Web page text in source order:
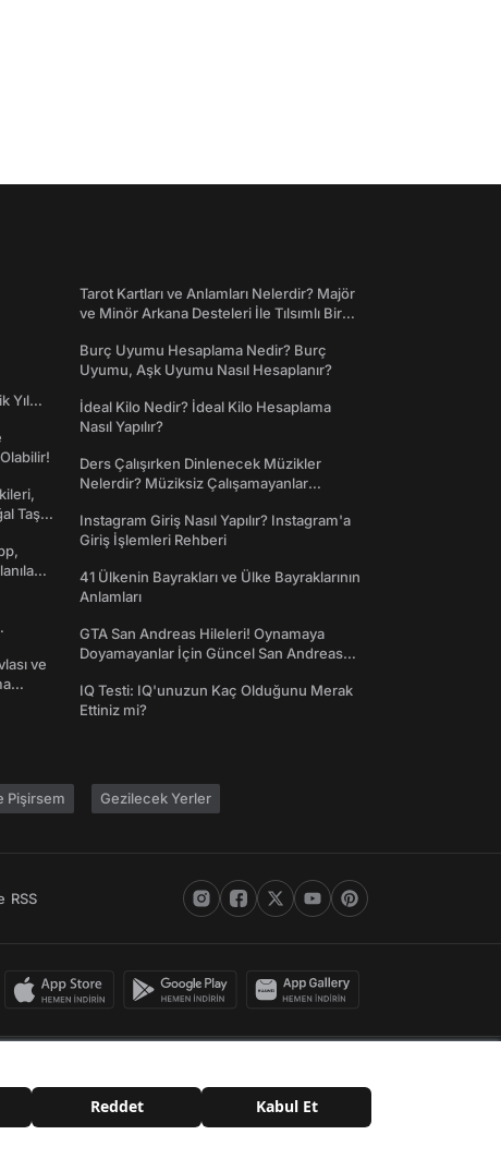
Yıl
Taş
ve
Tarot Kartları ve Anlamları Nelerdir? Majör
ve Minör Arkana Desteleri İle Tılsımlı Bir
Burç Uyumu Hesaplama Nedir? Burç
Uyumu, Aşk Uyumu Nasıl Hesaplanır?
İdeal Kilo Nedir? İdeal Kilo Hesaplama
Nasıl Yapılır?
Ders Çalışırken Dinlenecek Müzikler
Nelerdir? Müziksiz Çalışamayanlar
Instagram Giriş Nasıl Yapılır? Instagram'a
Giriş İşlemleri Rehberi
41 Ülkenin Bayrakları ve Ülke Bayraklarının
Anlamları
GTA San Andreas Hileleri! Oynamaya
Doyamayanlar İçin Güncel San Andreas
IQ Testi: IQ'unuzun Kaç Olduğunu Merak
Ettiniz mi?
Pişirsem Gezilecek Yerler
RSS